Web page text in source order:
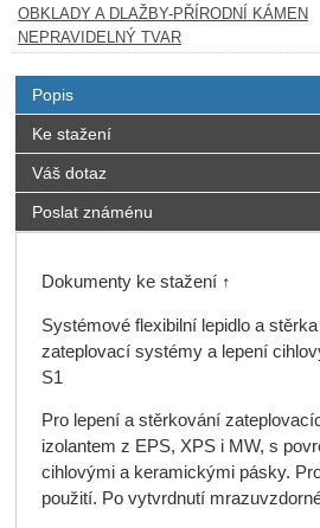
OBKLADY A DLAŽBY-PŘÍRODNÍ KÁMEN
NEPRAVIDELNÝ TVAR
Popis
Ke stažení
Váš dotaz
Poslat známénu
Dokumenty ke stažení ↑
Systémové flexibilní lepidlo a
zateplovací systémy a lepení
S1
Pro lepení a stěrkování
izolantem z EPS, XPS i MW, s
cihlovými a keramickými pásky.
použití. Po vytvrdnutí